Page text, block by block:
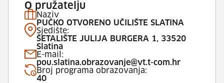
O pružatelju
Naziv
PUČKO OTVORENO UČILIŠTE SLATINA
Sjedište:
ŠETALIŠTE JULIJA BURGERA 1, 33520
Slatina
E-mail:
pou.slatina.obrazovanje@vt.t-com.hr
Broj programa obrazovanja:
40